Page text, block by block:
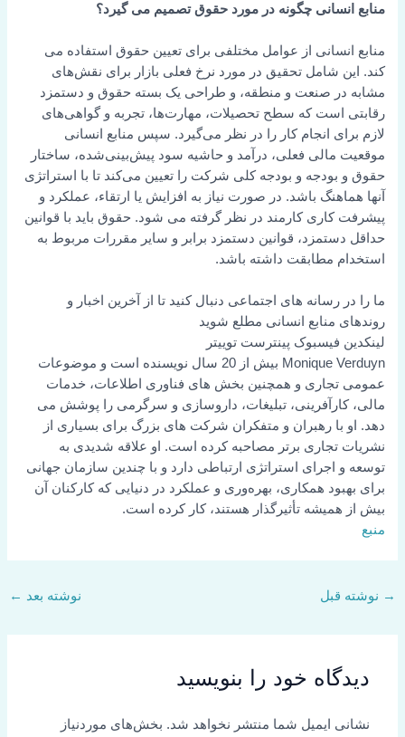
منابع انسانی چگونه در مورد حقوق تصمیم می گیرد؟
منابع انسانی از عوامل مختلفی برای تعیین حقوق استفاده می
کند. این شامل تحقیق در مورد نرخ فعلی بازار برای نقش‌های
مشابه در صنعت و منطقه، و طراحی یک بسته حقوق و دستمزد
رقابتی است که سطح تحصیلات، مهارت‌ها، تجربه و گواهی‌های
لازم برای انجام کار را در نظر می‌گیرد. سپس منابع انسانی
موقعیت مالی فعلی، درآمد و حاشیه سود پیش‌بینی‌شده، ساختار
حقوق و بودجه و بودجه کلی شرکت را تعیین می‌کند تا با استراتژی
آنها هماهنگ باشد. در صورت نیاز به افزایش یا ارتقاء، عملکرد و
پیشرفت کاری کارمند در نظر گرفته می شود. حقوق باید با قوانین
حداقل دستمزد، قوانین دستمزد برابر و سایر مقررات مربوط به
استخدام مطابقت داشته باشد.
ما را در رسانه های اجتماعی دنبال کنید تا از آخرین اخبار و
روندهای منابع انسانی مطلع شوید
لینکدین فیسبوک پینترست توییتر
Monique Verduyn بیش از 20 سال نویسنده است و موضوعات
عمومی تجاری و همچنین بخش های فناوری اطلاعات، خدمات
مالی، کارآفرینی، تبلیغات، داروسازی و سرگرمی را پوشش می
دهد. او با رهبران و متفکران شرکت های بزرگ برای بسیاری از
نشریات تجاری برتر مصاحبه کرده است. او علاقه شدیدی به
توسعه و اجرای استراتژی ارتباطی دارد و با چندین سازمان جهانی
برای بهبود همکاری، بهره‌وری و عملکرد در دنیایی که کارکنان آن
بیش از همیشه تأثیرگذار هستند، کار کرده است.
منبع
→ نوشته قبل نوشته بعد ←
دیدگاه‌ خود را بنویسید
نشانی ایمیل شما منتشر نخواهد شد. بخش‌های موردنیاز